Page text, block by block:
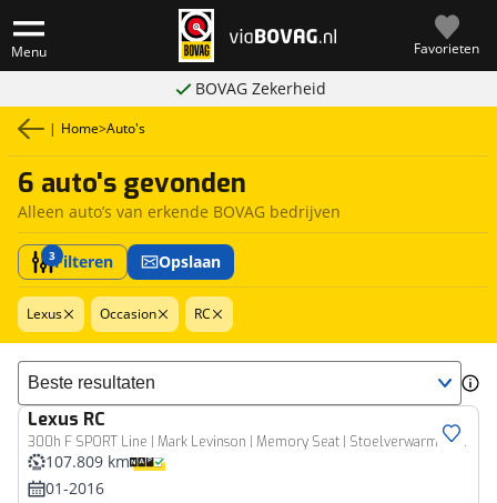
Menu Favorieten
BOVAG Zekerheid
| Home>Auto's
6 auto's gevonden
Alleen auto’s van erkende BOVAG bedrijven
3Filteren Opslaan
Lexus Occasion RC
Sorteer resultaten
Lexus RC
300h F SPORT Line | Mark Levinson | Memory Seat | Stoelverwarming & Koeling |
107.809 km
01-2016